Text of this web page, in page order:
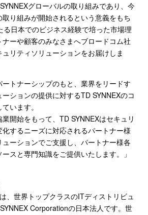
グローバルの取り組みであり、今
り組みが開始されるという意義をもち
る日本でのビジネス経験で培った市場理
ーや顧客のみなさまへブロードコム社
リティソリューションをお届けしま
トナーシップのもと、業界をリードす
ションの提供に対するTD SYNNEXのコ
います。
業開始をもって、TD SYNNEXはセキュリ
するニーズに対応されるパートナー様
ーションでご支援し、パートナー様各
スと専門知識をご提供いたします。」
、世界トップクラスのITディストリビュ
Corporationの日本法人です。世